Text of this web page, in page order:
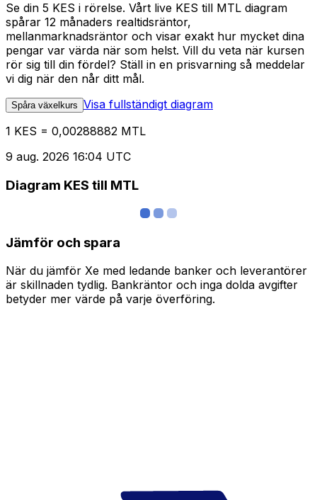
Se din 5 KES i rörelse. Vårt live KES till MTL diagram
spårar 12 månaders realtidsräntor,
mellanmarknadsräntor och visar exakt hur mycket dina
pengar var värda när som helst. Vill du veta när kursen
rör sig till din fördel? Ställ in en prisvarning så meddelar
vi dig när den når ditt mål.
Spåra växelkurs Visa fullständigt diagram
1 KES = 0,00288882 MTL
9 aug. 2026 16:04 UTC
Diagram KES till MTL
Jämför och spara
När du jämför Xe med ledande banker och leverantörer
är skillnaden tydlig. Bankräntor och inga dolda avgifter
betyder mer värde på varje överföring.